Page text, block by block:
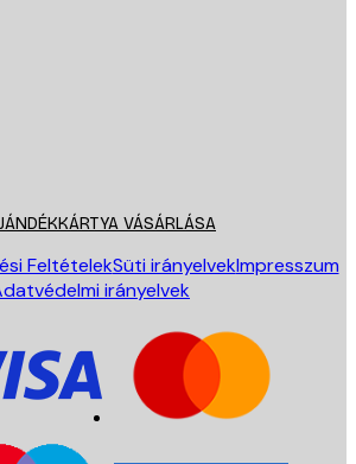
VÁSÁRLÁSA
FeltételekSüti irányelvekImpresszum
irányelvek